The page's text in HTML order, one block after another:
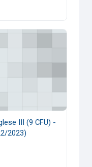
III (9 CFU) - Zummo
III (9 CFU) -
2023)